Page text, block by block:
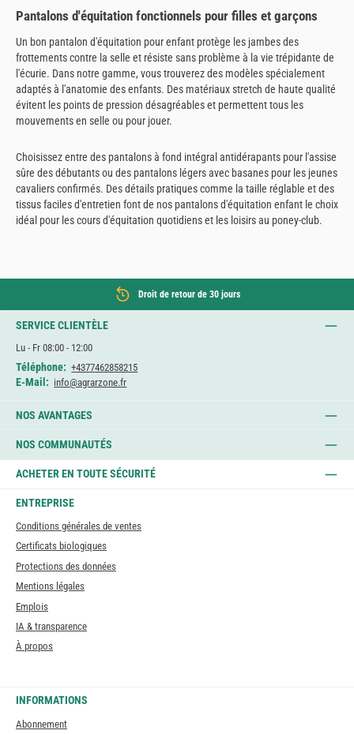
Pantalons d'équitation fonctionnels pour filles et garçons
Un bon pantalon d'équitation pour enfant protège les jambes des
frottements contre la selle et résiste sans problème à la vie trépidante de
l'écurie. Dans notre gamme, vous trouverez des modèles spécialement
adaptés à l'anatomie des enfants. Des matériaux stretch de haute qualité
évitent les points de pression désagréables et permettent tous les
mouvements en selle ou pour jouer.
Choisissez entre des pantalons à fond intégral antidérapants pour l'assise
sûre des débutants ou des pantalons légers avec basanes pour les jeunes
cavaliers confirmés. Des détails pratiques comme la taille réglable et des
tissus faciles d'entretien font de nos pantalons d'équitation enfant le choix
idéal pour les cours d'équitation quotidiens et les loisirs au poney-club.
Droit de retour de 30 jours
SERVICE CLIENTÈLE
Lu - Fr 08:00 - 12:00
Téléphone: +4377462858215
E-Mail: info@agrarzone.fr
NOS AVANTAGES
NOS COMMUNAUTÉS
ACHETER EN TOUTE SÉCURITÉ
ENTREPRISE
Conditions générales de ventes
Certificats biologiques
Protections des données
Mentions légales
Emplois
IA & transparence
À propos
INFORMATIONS
Abonnement